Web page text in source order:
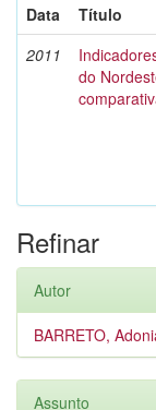
Data
Título
2011
do
Refinar
Autor
BARRETO,
Assunto